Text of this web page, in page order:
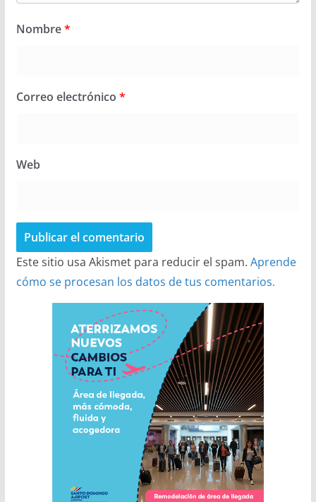
Nombre*
Correo electrónico *
Web
Este sitio usa Akismet para reducir el spam. Aprende
cómo se procesan los datos de tus comentarios.